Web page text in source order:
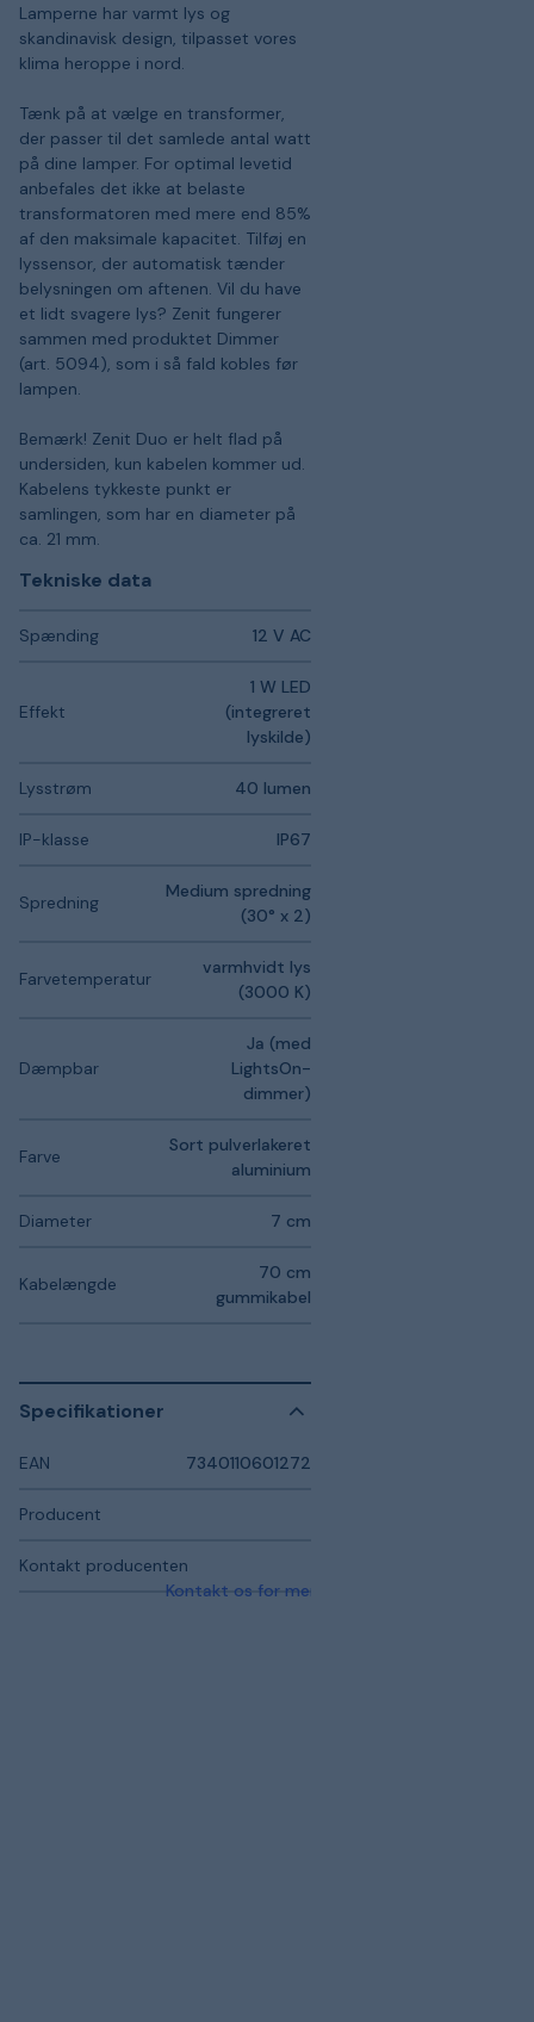
Lamperne har varmt lys og
skandinavisk design, tilpasset vores
klima heroppe i nord.
Tænk på at vælge en transformer,
der passer til det samlede antal watt
på dine lamper. For optimal levetid
anbefales det ikke at belaste
transformatoren med mere end 85%
af den maksimale kapacitet. Tilføj en
lyssensor, der automatisk tænder
belysningen om aftenen. Vil du have
et lidt svagere lys? Zenit fungerer
sammen med produktet Dimmer
(art. 5094), som i så fald kobles før
lampen.
Bemærk! Zenit Duo er helt flad på
undersiden, kun kabelen kommer ud.
Kabelens tykkeste punkt er
samlingen, som har en diameter på
ca. 21 mm.
Tekniske data
Spænding 12 V AC
Effekt
1 W LED
(integreret
lyskilde)
Lysstrøm 40 lumen
IP-klasse IP67
Spredning
Medium spredning
(30° x 2)
Farvetemperatur
varmhvidt lys
(3000 K)
Dæmpbar
Ja (med
LightsOn-
dimmer)
Farve
Sort pulverlakeret
aluminium
Diameter 7 cm
Kabelængde
70 cm
gummikabel
Specifikationer
EAN 7340110601272
Producent
Kontakt producenten
Kontakt os for mere information